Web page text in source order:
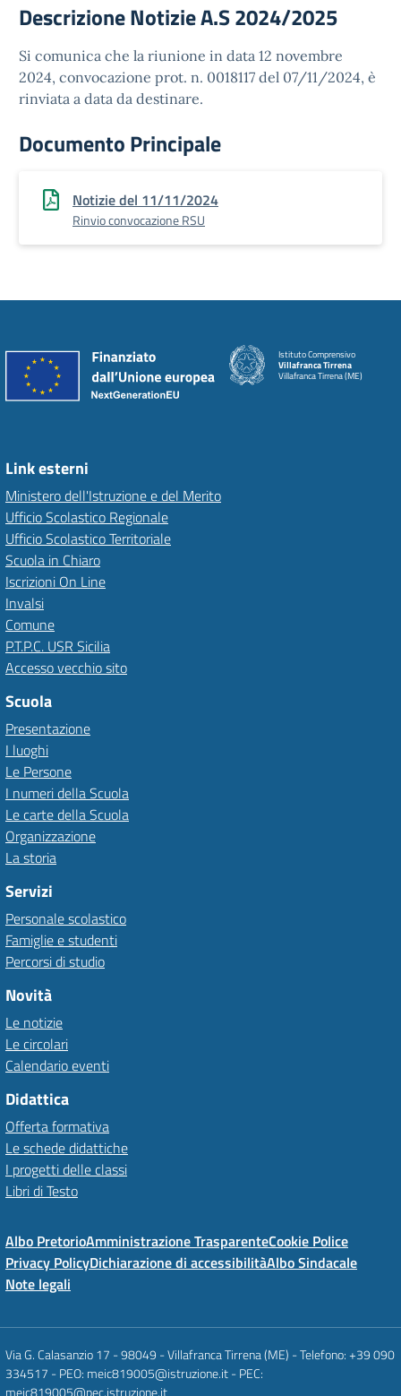
Descrizione Notizie A.S 2024/2025
Si comunica che la riunione in data 12 novembre
2024, convocazione prot. n. 0018117 del 07/11/2024, è
rinviata a data da destinare.
Documento Principale
Notizie del 11/11/2024
Rinvio convocazione RSU
Istituto Comprensivo
Villafranca Tirrena
Villafranca Tirrena (ME)
Link esterni
Ministero dell'Istruzione e del Merito
Ufficio Scolastico Regionale
Ufficio Scolastico Territoriale
Scuola in Chiaro
Iscrizioni On Line
Invalsi
Comune
P.T.P.C. USR Sicilia
Accesso vecchio sito
Scuola
Presentazione
I luoghi
Le Persone
I numeri della Scuola
Le carte della Scuola
Organizzazione
La storia
Servizi
Personale scolastico
Famiglie e studenti
Percorsi di studio
Novità
Le notizie
Le circolari
Calendario eventi
Didattica
Offerta formativa
Le schede didattiche
I progetti delle classi
Libri di Testo
Albo PretorioAmministrazione TrasparenteCookie Police
Privacy PolicyDichiarazione di accessibilitàAlbo Sindacale
Note legali
Via G. Calasanzio 17 - 98049 - Villafranca Tirrena (ME) - Telefono: +39 090
334517 - PEO: meic819005@istruzione.it - PEC:
meic819005@pec.istruzione.it